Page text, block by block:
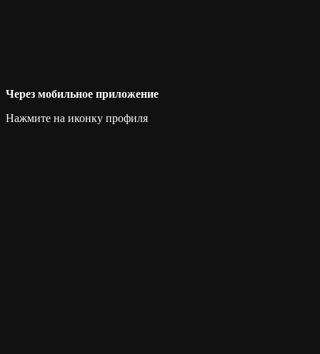
Через мобильное приложение
Нажмите на иконку профиля